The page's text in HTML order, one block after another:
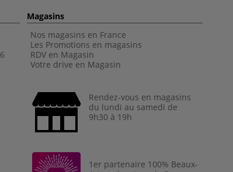
6
Magasins
Nos magasins en France
Les Promotions en magasins
RDV en Magasin
Votre drive en Magasin
Rendez-vous en magasins
du lundi au samedi de
9h30 à 19h
1er partenaire 100% Beaux-